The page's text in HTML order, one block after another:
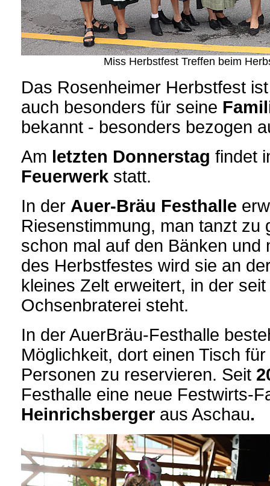
Miss Herbstfest Treffen beim
Das Rosenheimer Herbstfest
auch besonders für seine
bekannt - besonders bezogen
Am letzten Donnerstag findet
Feuerwerk statt.
In der Auer-Bräu Festhalle
Riesenstimmung, man tanzt zu
schon mal auf den Bänken und
des Herbstfestes wird sie an
kleines Zelt erweitert, in der
Ochsenbraterei steht.
In der AuerBräu-Festhalle
Möglichkeit, dort einen Tisch
Personen zu reservieren. Seit
Festhalle eine neue Festwirts-
Heinrichsberger aus Aschau.